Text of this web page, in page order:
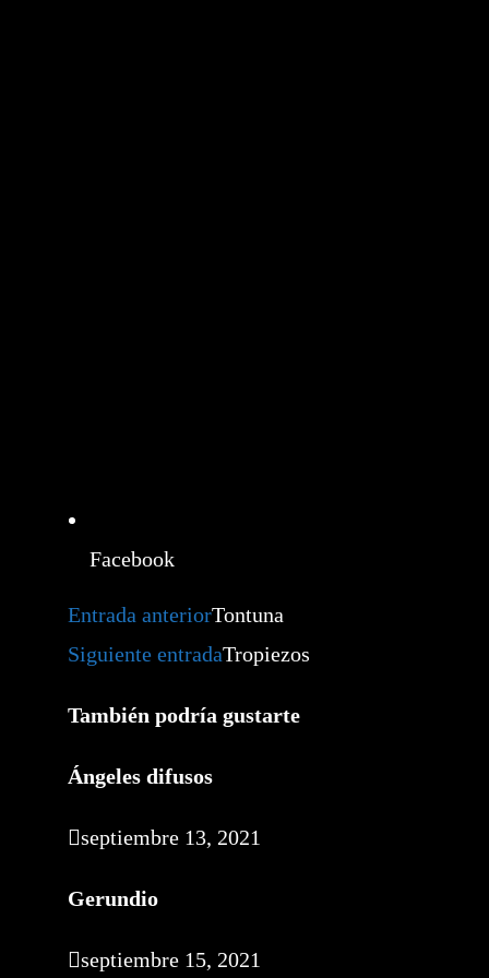
Facebook
Leer
más
artículos
Entrada anteriorTontuna
Siguiente entradaTropiezos
También podría gustarte
Ángeles difusos
septiembre 13, 2021
Gerundio
septiembre 15, 2021